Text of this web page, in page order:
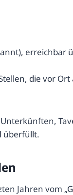
erreichbar
die vor
überfüllt.
Jahren vom